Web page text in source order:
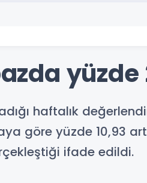
yüzde
haftalık
göre yüzde 10,93
ifade edildi.